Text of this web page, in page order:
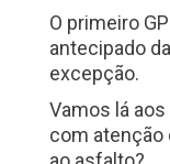
O primeiro
antecipado
excepção.
Vamos lá
com atenção